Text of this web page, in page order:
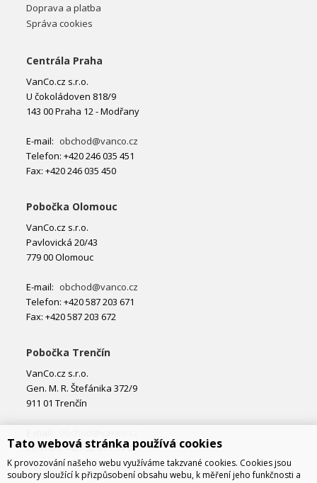
Doprava a platba
Správa cookies
Centrála Praha
VanCo.cz s.r.o.
U čokoládoven 818/9
143 00 Praha 12 - Modřany
E-mail: obchod@vanco.cz
Telefon: +420 246 035 451
Fax: +420 246 035 450
Pobočka Olomouc
VanCo.cz s.r.o.
Pavlovická 20/43
779 00 Olomouc
E-mail: obchod@vanco.cz
Telefon: +420 587 203 671
Fax: +420 587 203 672
Pobočka Trenčín
VanCo.cz s.r.o.
Gen. M. R. Štefánika 372/9
911 01 Trenčín
Telefon: +421 32 877 74 02
Tato webová stránka používá cookies
K provozování našeho webu využíváme takzvané cookies. Cookies jsou
soubory sloužící k přizpůsobení obsahu webu, k měření jeho funkčnosti a